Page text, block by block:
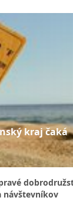
kraj čaká
návštevníkov